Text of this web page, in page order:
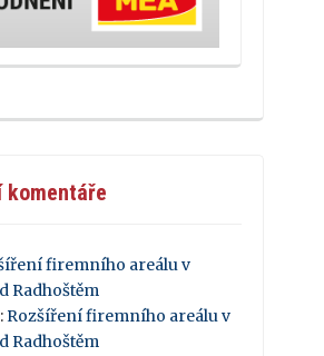
komentáře
firemního areálu v
Radhoštěm
:Rozšíření firemního areálu v
Radhoštěm